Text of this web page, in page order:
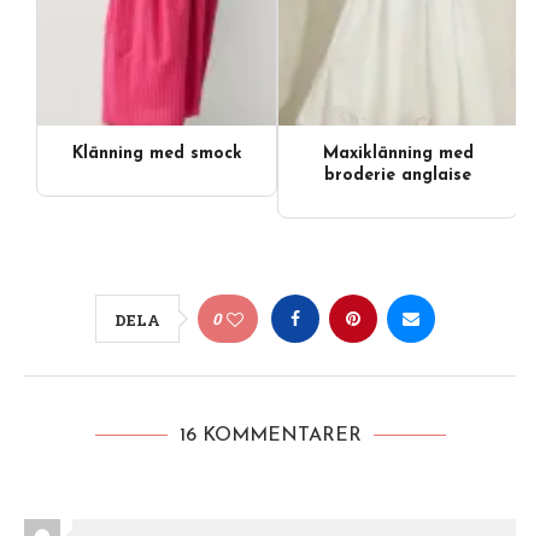
Klänning med smock
Maxiklänning med
broderie anglaise
DELA 0
16 KOMMENTARER